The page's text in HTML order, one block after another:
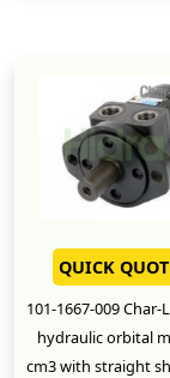
QUICK
101-1667-009 Char-
hydraulic orbital
cm3 with straight